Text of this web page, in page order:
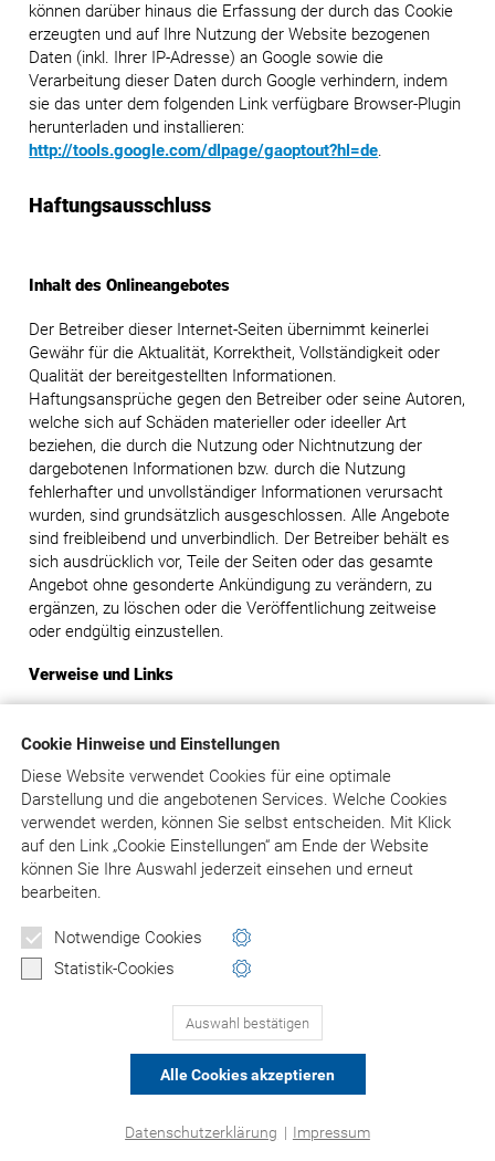
Cookie Hinweise und Einstellungen
Diese Website verwendet Cookies für eine optimale
Darstellung und die angebotenen Services. Welche Cookies
verwendet werden, können Sie selbst entscheiden. Mit Klick
aufden Link „Cookie Einstellungen“ am Ende der Website
können Sie Ihre Auswahl jederzeit einsehen und erneut
bearbeiten.
Notwendige Cookies
Statistik-Cookies
Auswahl bestätigen
Alle Cookies akzeptieren
Datenschutzerklärung | Impressum
können darüber hinaus die Erfassung der durch das Cookie
erzeugten und auf Ihre Nutzung der Website bezogenen
Daten (inkl. Ihrer IP-Adresse) an Google sowie die
Verarbeitung dieser Daten durch Google verhindern, indem
sie das unter dem folgenden Link verfügbare Browser-Plugin
herunterladen und installieren:
http://tools.google.com/dlpage/gaoptout?hl=de.
Haftungsausschluss
Inhalt des Onlineangebotes
Der Betreiber dieser Internet-Seiten übernimmt keinerlei
Gewähr für die Aktualität, Korrektheit, Vollständigkeit oder
Qualität der bereitgestellten Informationen.
Haftungsansprüche gegen den Betreiber oder seine Autoren,
welche sich auf Schäden materieller oder ideeller Art
beziehen, die durch die Nutzung oder Nichtnutzung der
dargebotenen Informationen bzw. durch die Nutzung
fehlerhafter und unvollständiger Informationen verursacht
wurden, sind grundsätzlich ausgeschlossen. Alle Angebote
sind freibleibend und unverbindlich. Der Betreiber behält es
sich ausdrücklich vor, Teile der Seiten oder das gesamte
Angebot ohne gesonderte Ankündigung zu verändern, zu
ergänzen, zu löschen oder die Veröffentlichung zeitweise
oder endgültig einzustellen.
Verweise und Links
Inhalten aller gelinkten/verknüpften Seiten. Diese
Feststellung gilt für alle innerhalb des eigenen
Internetangebotes gesetzten Links und Verweise.
Rechtswirksamkeit dieses Haftungsausschlusses
Dieser Haftungsausschluss ist als Teil des gesamten
Internetangebotes des Betreibers zu betrachten. Sofern
Teile oder einzelne Formulierungen dieses Textes der
geltenden Rechtslage nicht, nicht mehr oder nicht
vollständig entsprechen sollten, bleiben die übrigen Teile des